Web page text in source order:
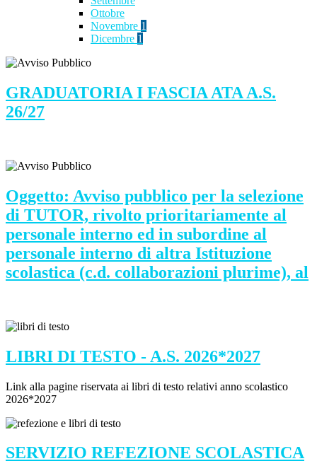
Ottobre
Novembre 1
Dicembre 1
GRADUATORIA I FASCIA ATA A.S.
26/27
Oggetto: Avviso pubblico per la selezione
di TUTOR, rivolto prioritariamente al
personale interno ed in subordine al
personale interno di altra Istituzione
scolastica (c.d. collaborazioni plurime), al
LIBRI DI TESTO - A.S. 2026*2027
Link alla pagine riservata ai libri di testo relativi anno scolastico
2026*2027
SERVIZIO REFEZIONE SCOLASTICA